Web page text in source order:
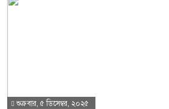
শুক্রবার, ৫ ডিসেম্বর, ২০২৫